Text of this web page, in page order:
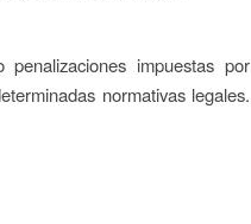
impuestas por
normativas legales.